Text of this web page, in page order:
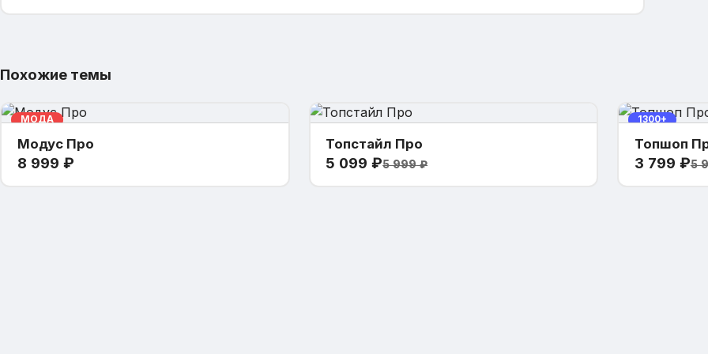
Похожие темы
МОДА
Модус Про
8 999 ₽
Топстайл Про
5 099 ₽5 999₽
1300+
Топшоп
3 799 ₽5